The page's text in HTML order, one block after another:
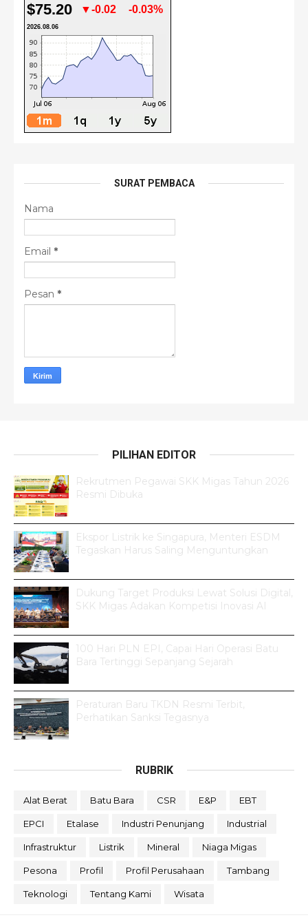
$75.20 ▼-0.02 -0.03%
2026.08.06
SURAT PEMBACA
Nama
Email *
Pesan *
PILIHAN EDITOR
Rekrutmen Pegawai SKK Migas Tahun 2026
Resmi Dibuka
Ekspor Listrik ke Singapura, Menteri ESDM
Tegaskan Harus Saling Menguntungkan
Dukung Target Produksi Lewat Solusi Digital,
SKK Migas Adakan Kompetisi Inovasi AI
100 Hari PLN EPI, Capai Hari Operasi Batu
Bara Tertinggi Sepanjang Sejarah
Peraturan Baru TKDN Resmi Terbit,
Perhatikan Sanksi Tegasnya
RUBRIK
Alat Berat Batu Bara CSR E&P EBT
EPCI Etalase Industri Penunjang Industrial
Infrastruktur Listrik Mineral Niaga Migas
Pesona Profil Profil Perusahaan Tambang
Teknologi Tentang Kami Wisata